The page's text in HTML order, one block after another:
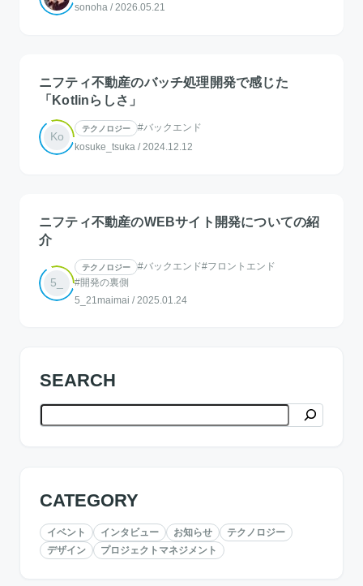
sonoha / 2026.05.21
ニフティ不動産のバッチ処理開発で感じた
「Kotlinらしさ」
Ko
テクノロジー
#バックエンド
kosuke_tsuka / 2024.12.12
ニフティ不動産のWEBサイト開発についての紹
介
5_
テクノロジー #バックエンド#フロントエンド
#開発の裏側
5_21maimai / 2025.01.24
SEARCH
検索
CATEGORY
イベント インタビュー お知らせ
テクノロジー
デザイン
プロジェクトマネジメント